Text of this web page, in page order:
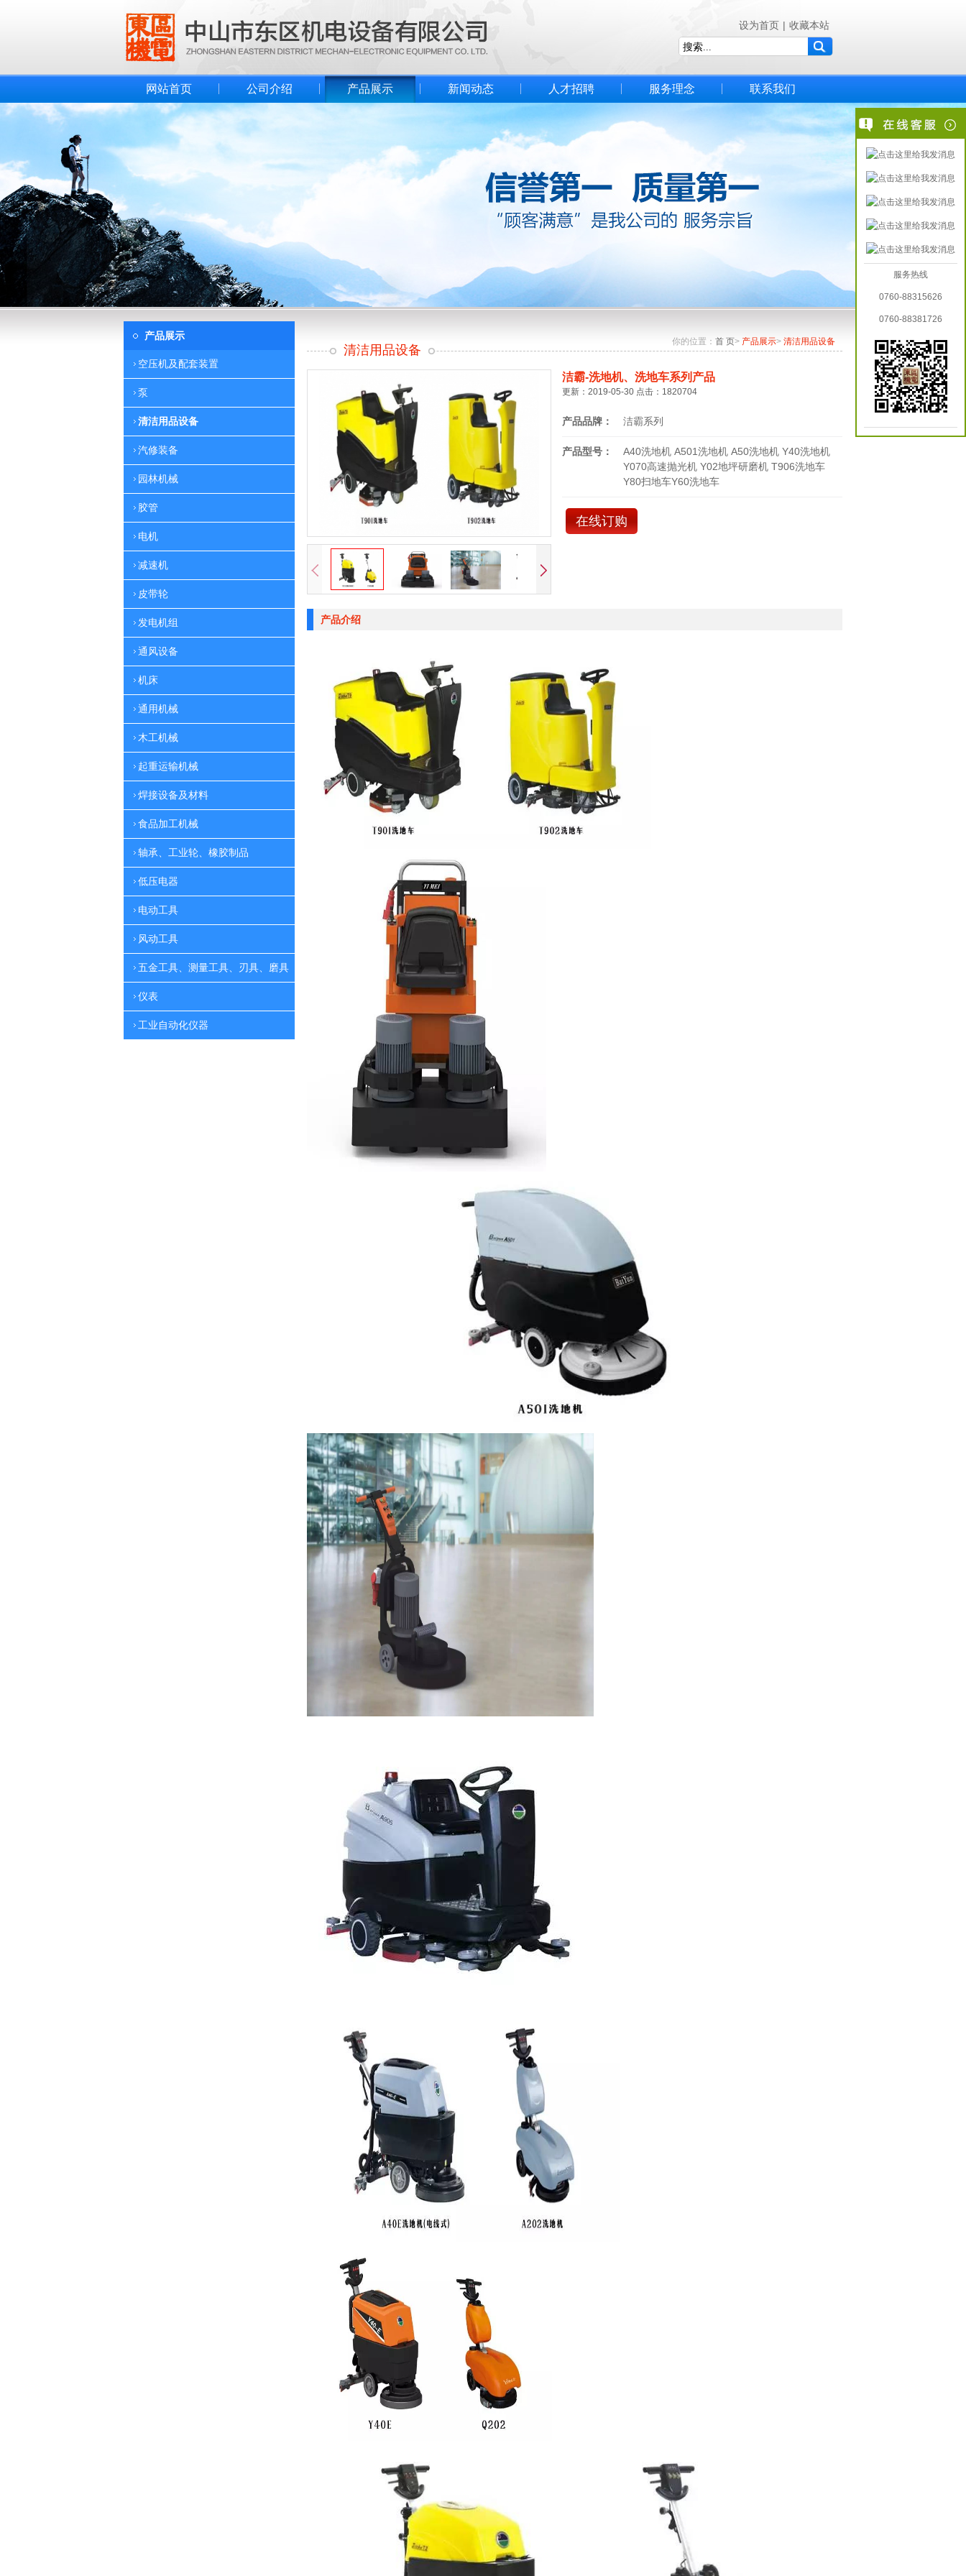
设为首页 | 收藏本站
网站首页 公司介绍 产品展示 新闻动态 人才招聘 服务理念 联系我们
产品展示
空压机及配套装置
泵
清洁用品设备
汽修装备
园林机械
胶管
电机
减速机
皮带轮
发电机组
通风设备
机床
通用机械
木工机械
起重运输机械
焊接设备及材料
食品加工机械
轴承、工业轮、橡胶制品
低压电器
电动工具
风动工具
五金工具、测量工具、刃具、磨具
仪表
工业自动化仪器
你的位置： 首 页> 产品展示> 清洁用品设备
清洁用品设备
洁霸-洗地机、洗地车系列产品
更新：2019-05-30 点击：1820704
产品品牌： 洁霸系列
产品型号：
A40洗地机 A501洗地机 A50洗地机 Y40洗地机
Y070高速抛光机 Y02地坪研磨机 T906洗地车
Y80扫地车Y60洗地车
在线订购
产品介绍
服务热线
0760-88315626
0760-88381726